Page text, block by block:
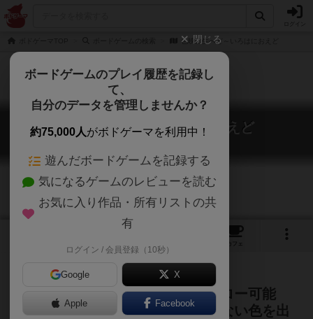
色映に生へど～いろはにおえど
色映に生へど～いろはにおえど
Irohanihoheto
カフェ
出されているどのカードでもフォロー可能
（なおフォロー義務）場に出ていない色を出
閉じる
ボードゲームのプレイ履歴を記録し
て、
自分のデータを管理しませんか？
約75,000人がボドゲーマを利用中！
遊んだボードゲームを記録する
気になるゲームのレビューを読む
お気に入り作品・所有リストの共
有
ログイン / 会員登録（10秒）
Google X
Apple Facebook